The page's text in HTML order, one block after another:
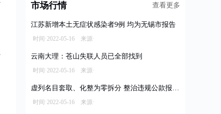
市场行情 查看更多
江苏新增本土无症状感染者9例 均为无锡市报告
时间·2022-05-16 来源·
云南大理：苍山失联人员已全部找到
时间·2022-05-16 来源·
虚列名目套取、化整为零拆分 整治违规公款报销乱象
时间·2022-05-16 来源·